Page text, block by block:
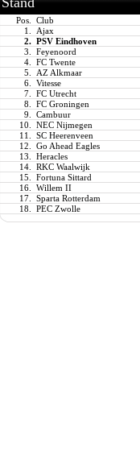
Pos.Club
1. Ajax
2. PSV Eindhoven
3.Feyenoord
4.FC Twente
5. AZ Alkmaar
6.Vitesse
7.FC Utrecht
8.FC Groningen
9.Cambuur
10.NEC Nijmegen
11.SC Heerenveen
12.Go Ahead Eagles
13.Heracles
14.RKC Waalwijk
15.Fortuna Sittard
16.Willem II
17.Sparta Rotterdam
18.PEC Zwolle